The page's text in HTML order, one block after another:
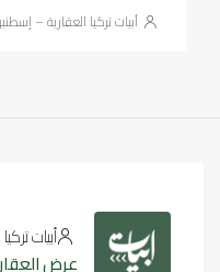
أبيات تركيا العقارية –
أبيات
عرض